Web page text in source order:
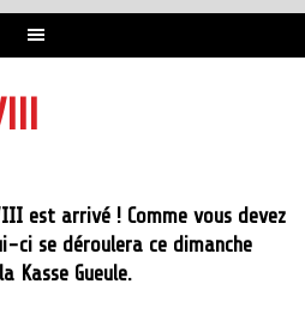
est arrivé ! Comme vous devez
ci se déroulera ce dimanche
Kasse Gueule.